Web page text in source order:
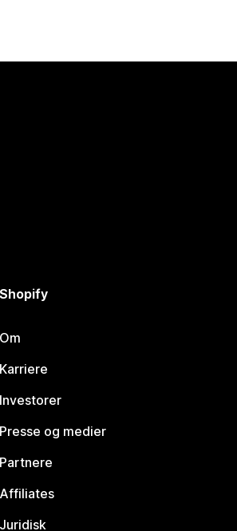
Shopify
Om
Karriere
Investorer
Presse og medier
Partnere
Affiliates
Juridisk